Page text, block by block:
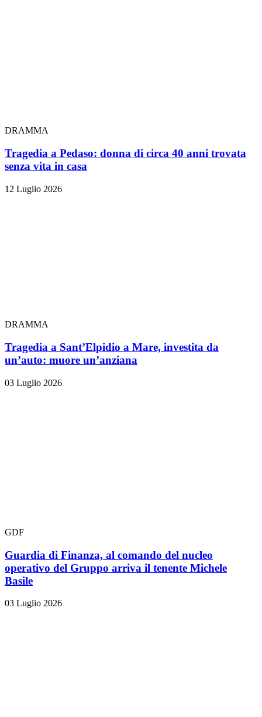
DRAMMA
Tragedia a Pedaso: donna di circa 40 anni trovata
senza vita in casa
12 Luglio 2026
DRAMMA
Tragedia a Sant’Elpidio a Mare, investita da
un’auto: muore un’anziana
03 Luglio 2026
GDF
Guardia di Finanza, al comando del nucleo
operativo del Gruppo arriva il tenente Michele
Basile
03 Luglio 2026